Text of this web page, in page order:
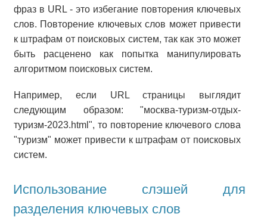
фраз в URL - это избегание повторения ключевых
слов. Повторение ключевых слов может привести
к штрафам от поисковых систем, так как это может
быть расценено как попытка манипулировать
алгоритмом поисковых систем.
Например, если URL страницы выглядит
следующим образом: "москва-туризм-отдых-
туризм-2023.html", то повторение ключевого слова
"туризм" может привести к штрафам от поисковых
систем.
Использование слэшей для
разделения ключевых слов